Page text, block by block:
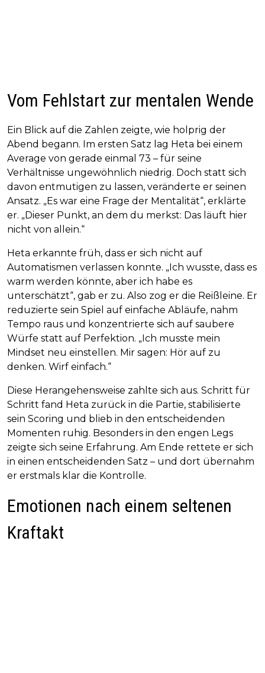
Vom Fehlstart zur mentalen Wende
Ein Blick auf die Zahlen zeigte, wie holprig der
Abend begann. Im ersten Satz lag Heta bei einem
Average von gerade einmal 73 – für seine
Verhältnisse ungewöhnlich niedrig. Doch statt sich
davon entmutigen zu lassen, veränderte er seinen
Ansatz. „Es war eine Frage der Mentalität“, erklärte
er. „Dieser Punkt, an dem du merkst: Das läuft hier
nicht von allein.“
Heta erkannte früh, dass er sich nicht auf
Automatismen verlassen konnte. „Ich wusste, dass es
warm werden könnte, aber ich habe es
unterschätzt“, gab er zu. Also zog er die Reißleine. Er
reduzierte sein Spiel auf einfache Abläufe, nahm
Tempo raus und konzentrierte sich auf saubere
Würfe statt auf Perfektion. „Ich musste mein
Mindset neu einstellen. Mir sagen: Hör auf zu
denken. Wirf einfach.“
Diese Herangehensweise zahlte sich aus. Schritt für
Schritt fand Heta zurück in die Partie, stabilisierte
sein Scoring und blieb in den entscheidenden
Momenten ruhig. Besonders in den engen Legs
zeigte sich seine Erfahrung. Am Ende rettete er sich
in einen entscheidenden Satz – und dort übernahm
er erstmals klar die Kontrolle.
Emotionen nach einem seltenen
Kraftakt